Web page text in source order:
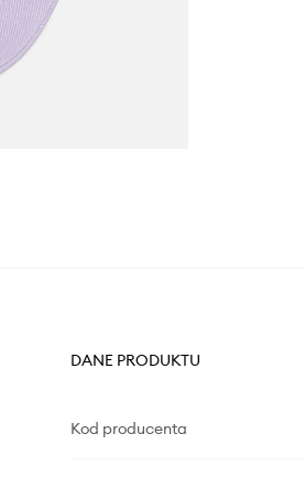
DANE PRODUKTU
Kod producenta